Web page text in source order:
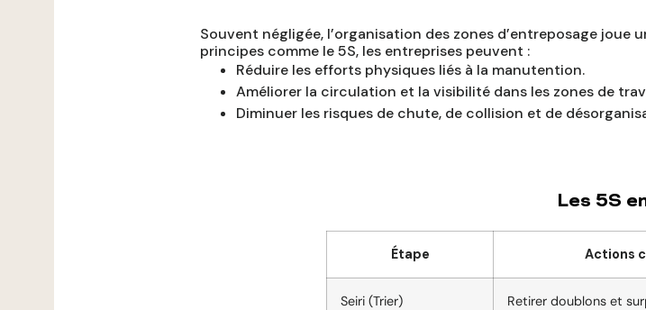
Souvent négligée, l’organisation des zones d’entreposage
principes comme le 5S, les entreprises peuvent :
Réduire les efforts physiques liés à la manutention.
Améliorer la circulation et la visibilité dans les zones de
Diminuer les risques de chute, de collision et de
Les 5S
Étape Actions
Seiri (Trier)
Retirer doublons et